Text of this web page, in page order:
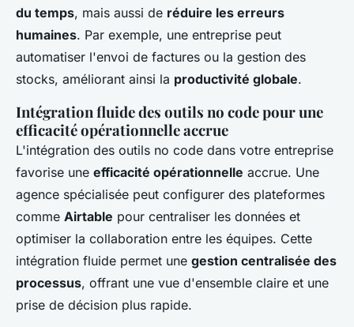
du temps, mais aussi de réduire les erreurs
humaines. Par exemple, une entreprise peut
automatiser l'envoi de factures ou la gestion des
stocks, améliorant ainsi la productivité globale.
Intégration fluide des outils no code pour une
efficacité opérationnelle accrue
L'intégration des outils no code dans votre entreprise
favorise une efficacité opérationnelle accrue. Une
agence spécialisée peut configurer des plateformes
comme Airtable pour centraliser les données et
optimiser la collaboration entre les équipes. Cette
intégration fluide permet une gestion centralisée des
processus, offrant une vue d'ensemble claire et une
prise de décision plus rapide.